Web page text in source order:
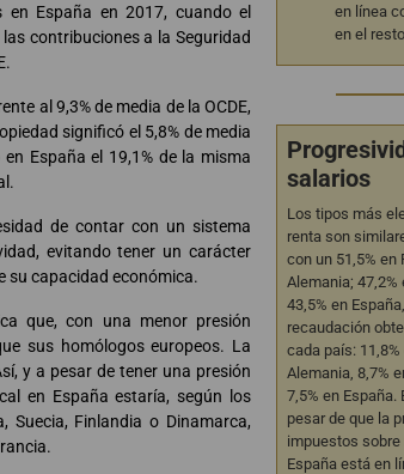
España en 2017, cuando el
contribuciones a la Seguridad
al 9,3% de media de la OCDE,
significó el 5,8% de media
España el 19,1% de la misma
de contar con un sistema
evitando tener un carácter
su capacidad económica.
que, con una menor presión
sus homólogos europeos. La
y a pesar de tener una presión
en España estaría, según los
Finlandia o Dinamarca,
en línea
en el
salarios
Los tipos más
renta son
con un 51,5% en
Alemania;
43,5% en
recaudación
cada país:
Alemania, 8,7%
7,5% en España.
pesar de que la
impuestos
España está en